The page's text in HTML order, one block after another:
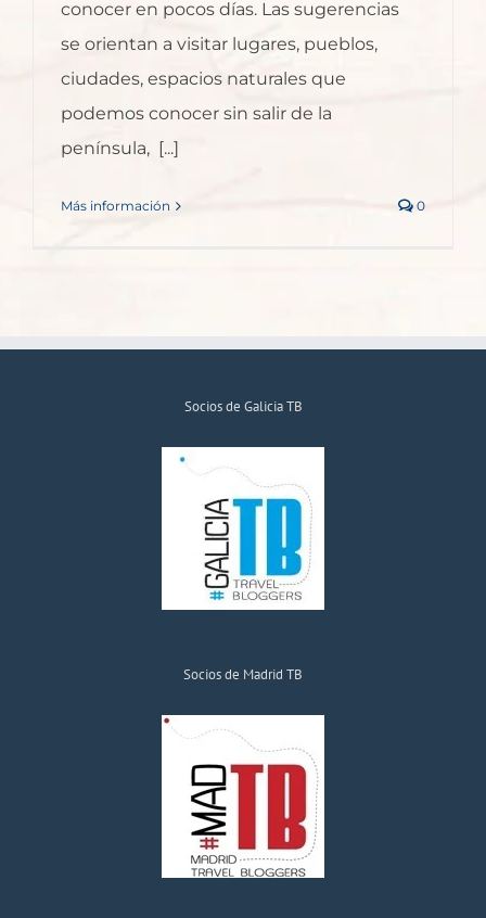
conocer en pocos días. Las sugerencias
se orientan a visitar lugares, pueblos,
ciudades, espacios naturales que
podemos conocer sin salir de la
península, [...]
Más información 0
Socios de Galicia TB
Socios de Madrid TB